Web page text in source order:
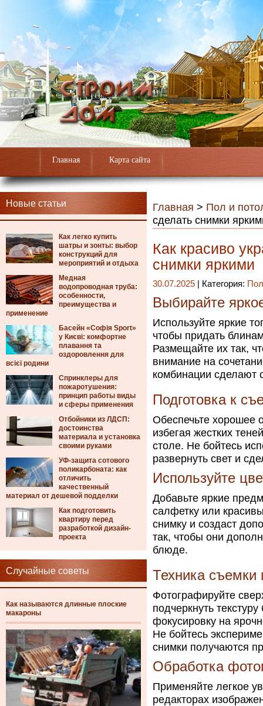
Главная Карта сайта
Новые статьи
Как легко купить
шатры и зонты: выбор
конструкций для
мероприятий и отдыха
Медная
водопроводная труба:
особенности,
преимущества и
применение
Басейн «Софія Sport»
у Києві: комфортне
плавання та
оздоровлення для
всієї родини
Спринклеры для
пожаротушения:
принцип работы виды
и сферы применения
Отбойники из ЛДСП:
достоинства
материала и установка
своими руками
УФ-защита сотового
поликарбоната: как
отличить
качественный
материал от дешевой подделки
Как подготовить
квартиру перед
разработкой дизайн-
проекта
Случайные советы
Как называются длинные плоские
макароны
Главная > Пол и
сделать снимки
Как красиво
снимки яркими
30.07.2025 | Категория:
Выбирайте
Используйте яркие
чтобы придать
Размещайте их так,
внимание на
комбинации сделают
Подготовка к
Обеспечьте хорошее
избегая жестких
столе. Не бойтесь
развернуть свет и
Используйте
Добавьте яркие
салфетку или
снимку и создаст
так, чтобы они
блюде.
Техника съемки
Фотографируйте
подчеркнуть
фокусировку на
Не бойтесь
снимки получаются
Обработка
Применяйте легкое
редакторах